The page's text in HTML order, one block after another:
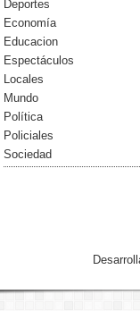
Deportes
Economía
Educacion
Espectáculos
Locales
Mundo
Política
Policiales
Sociedad